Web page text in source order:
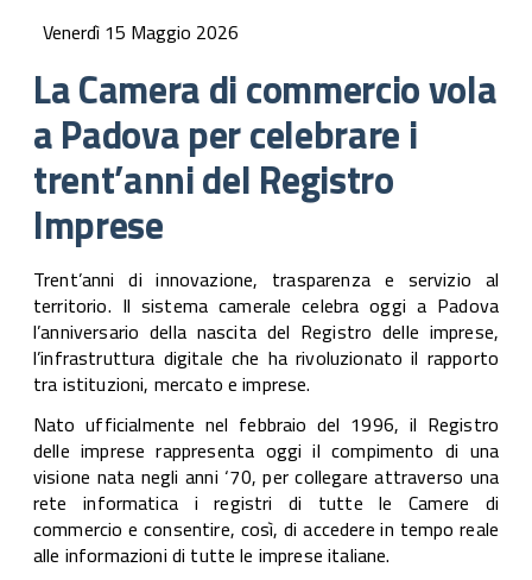
Venerdì 15 Maggio 2026
La Camera di commercio vola
a Padova per celebrare i
trent’anni del Registro
Imprese
Trent’anni di innovazione, trasparenza e servizio al
territorio. Il sistema camerale celebra oggi a Padova
l’anniversario della nascita del Registro delle imprese,
l’infrastruttura digitale che ha rivoluzionato il rapporto
tra istituzioni, mercato e imprese.
Nato ufficialmente nel febbraio del 1996, il Registro
delle imprese rappresenta oggi il compimento di una
visione nata negli anni ‘70, per collegare attraverso una
rete informatica i registri di tutte le Camere di
commercio e consentire, così, di accedere in tempo reale
alle informazioni di tutte le imprese italiane.